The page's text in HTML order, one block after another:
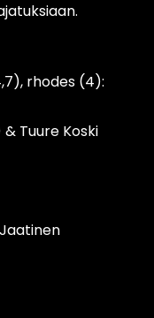
rhodes (4):
& Tuure Koski